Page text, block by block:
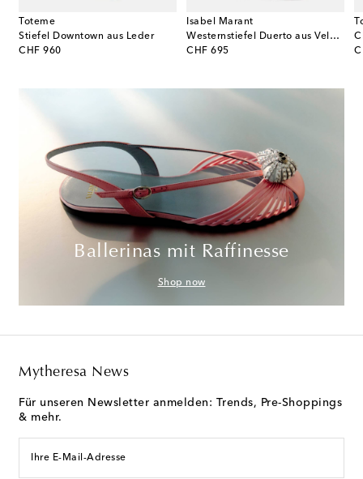
Toteme
Stiefel Downtown aus Leder
CHF 960
original price
Isabel Marant
Westernstiefel Duerto aus Veloursleder
CHF 695
original price
Ballerinas mit Raffinesse
Shop now
Mytheresa News
Für unseren Newsletter anmelden: Trends, Pre-Shoppings
& mehr.
Ihre E-Mail-Adresse